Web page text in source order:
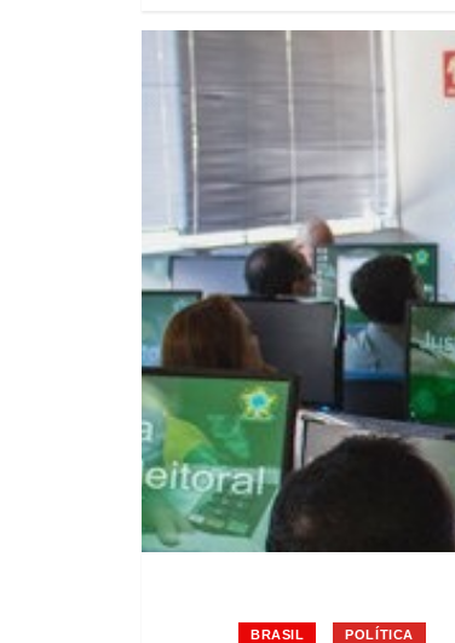
BRASIL POLÍTICA